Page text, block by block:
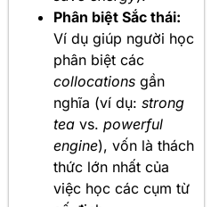
Phân biệt Sắc thái:
Ví dụ giúp người học
phân biệt các
collocations gần
nghĩa (ví dụ: strong
tea vs. powerful
engine), vốn là thách
thức lớn nhất của
việc học các cụm từ